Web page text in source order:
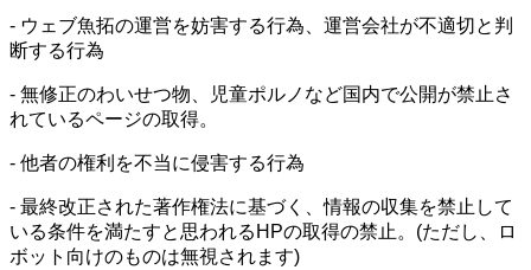
- ウェブ魚拓の運営を妨害する行為、運営会社が不適切と判
断する行為
- 無修正のわいせつ物、児童ポルノなど国内で公開が禁止さ
れているページの取得。
- 他者の権利を不当に侵害する行為
- 最終改正された著作権法に基づく、情報の収集を禁止して
いる条件を満たすと思われるHPの取得の禁止。(ただし、ロ
ボット向けのものは無視されます)